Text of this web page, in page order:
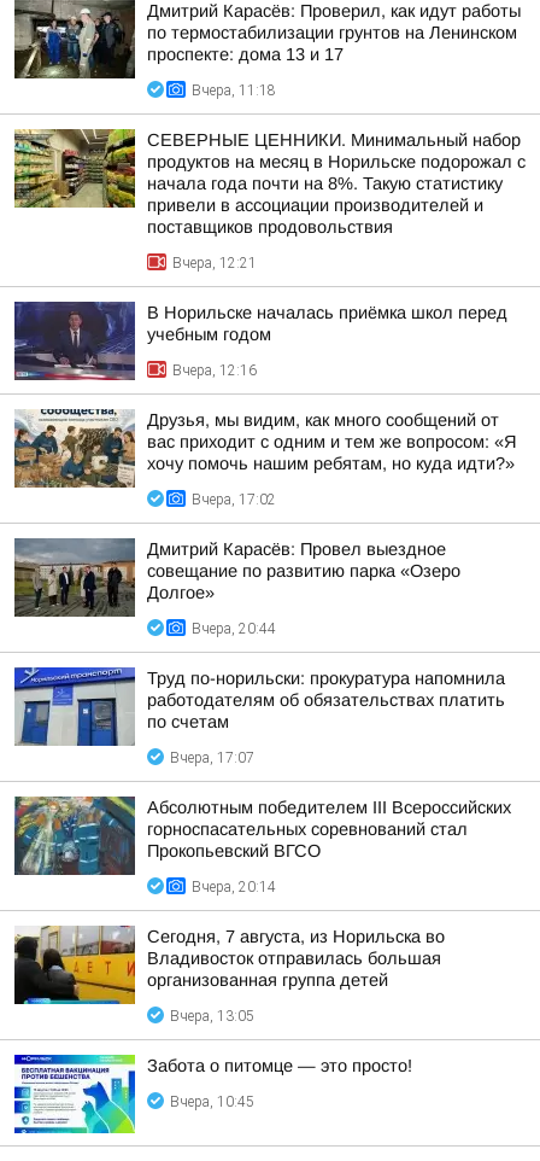
Дмитрий Карасёв: Проверил, как идут работы
по термостабилизации грунтов на Ленинском
проспекте: дома 13 и 17
Вчера, 11:18
СЕВЕРНЫЕ ЦЕННИКИ. Минимальный набор
продуктов на месяц в Норильске подорожал с
начала года почти на 8%. Такую статистику
привели в ассоциации производителей и
поставщиков продовольствия
Вчера, 12:21
В Норильске началась приёмка школ перед
учебным годом
Вчера, 12:16
Друзья, мы видим, как много сообщений от
вас приходит с одним и тем же вопросом: «Я
хочу помочь нашим ребятам, но куда идти?»
Вчера, 17:02
Дмитрий Карасёв: Провел выездное
совещание по развитию парка «Озеро
Долгое»
Вчера, 20:44
Труд по-норильски: прокуратура напомнила
работодателям об обязательствах платить
по счетам
Вчера, 17:07
Абсолютным победителем III Всероссийских
горноспасательных соревнований стал
Прокопьевский ВГСО
Вчера, 20:14
Сегодня, 7 августа, из Норильска во
Владивосток отправилась большая
организованная группа детей
Вчера, 13:05
Забота о питомце — это просто!
Вчера, 10:45